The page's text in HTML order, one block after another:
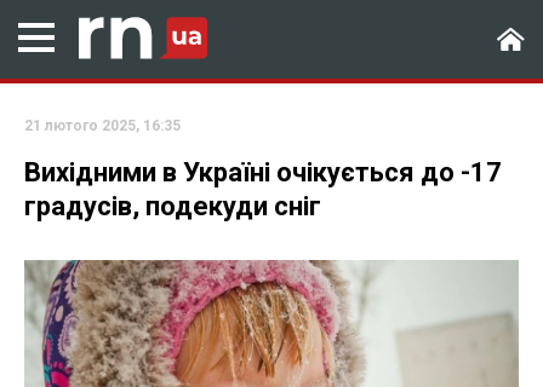
21 лютого 2025, 16:35
Вихідними в Україні очікується до -17
градусів, подекуди сніг